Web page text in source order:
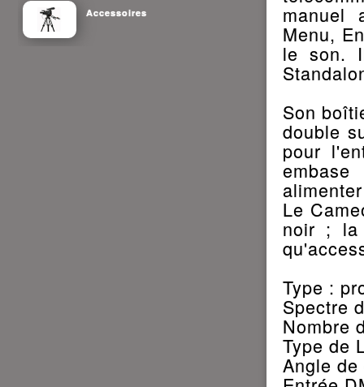
Accessoires manuel
Menu,
le son.
Son
double
pour
Le
noir ; la
Type :
Spectre
Nombre
Type de
Angle